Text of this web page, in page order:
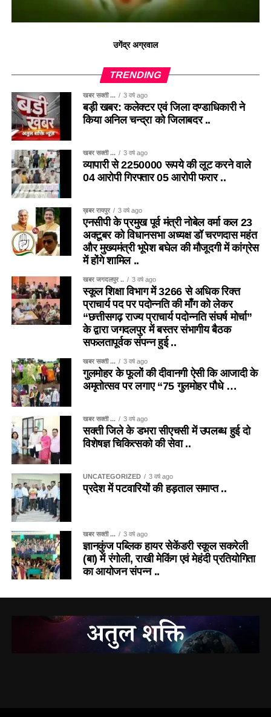
उगेंद्र अग्रवाल
TRENDING
खबर सक्ती ... 3 वर्ष ago
बड़ी खबर: कलेक्टर एवं जिला दण्डाधिकारी ने
किया अनिल चन्द्रा को जिलाबदर ..
खबर सक्ती ... 3 वर्ष ago
व्यापारी से 2250000 रूपये की लूट करने वाले
04 आरोपी गिरफ्तार 05 आरोपी फरार ..
ख़बर रायपुर 3 वर्ष ago
एनसीपी के प्रमुख पूर्व मंत्री नोबेल वर्मा कल 23
अक्टूबर को विधानसभा अध्यक्ष डॉ चरणदास महंत
और मुख्यमंत्री भूपेश बघेल की मौजूदगी में कांग्रेस
में होंगे शामिल ..
खबर जगदलपुर .. 3 वर्ष ago
स्कूल शिक्षा विभाग में 3266 से अधिक रिक्त
प्राचार्य पद पर पदोन्नति की माँग को लेकर
“छत्तीसगढ़ राज्य प्राचार्य पदोन्नति संघर्ष मोर्चा”
के द्वारा जगदलपुर में बस्तर संभागीय बैठक
सफलतापूर्वक संपन्न हुई ..
खबर सक्ती ... 3 वर्ष ago
गुलमोहर के फूलों की दीवानगी ऐसी कि आजादी के
अमृतोत्सव पर लगाए “75 गुलमोहर पौधे …
खबर सक्ती ... 3 वर्ष ago
सक्ती जिले के डभरा सीएचसी में उपलब्ध हुई दो
विशेषज्ञ चिकित्सको की सेवा ..
UNCATEGORIZED 3 वर्ष ago
प्रदेश में पटवारियों की हड़ताल समाप्त ..
खबर सक्ती ... 3 वर्ष ago
ज्ञानकुंज पब्लिक हायर सेकेंडरी स्कूल सकरेली
(बा) में रंगोली, राखी मेकिंग एवं मेहंदी प्रतियोगिता
का आयोजन संपन्न ..